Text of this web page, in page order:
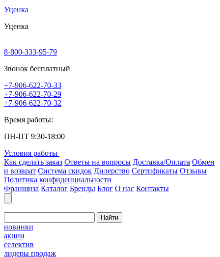
Уценка
Уценка
8-800-333-95-79
Звонок бесплатный
+7-906-622-70-33
+7-906-622-70-29
+7-906-622-70-32
Время работы:
ПН-ПТ 9:30-18:00
Условия работы
Как сделать заказ Ответы на вопросы Доставка/Оплата Обмен
и возврат Система скидок Дилерство Сертификаты Отзывы
Политика конфиденциальности
Франшиза Каталог Бренды Блог О нас Контакты
Найти
новинки
акции
селектив
лидеры продаж